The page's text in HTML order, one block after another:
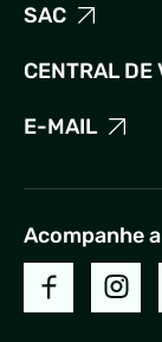
SAC
CENTRAL DE
E-MAIL
Acompanhe